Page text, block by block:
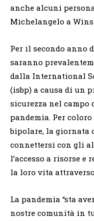
anche alcuni
Michelangelo a
Per il secondo anno
saranno
dalla International
(isbp) a causa di un
sicurezza nel campo
pandemia. Per
bipolare, la giornata
connettersi con gli
l’accesso a risorse
la loro vita
La pandemia “sta
nostre comunità in